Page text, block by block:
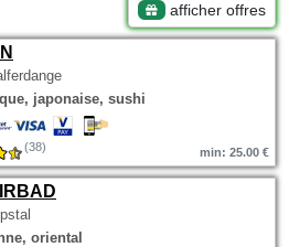
afficher offres
japonaise, sushi
(38) min: 25.00 €
oriental